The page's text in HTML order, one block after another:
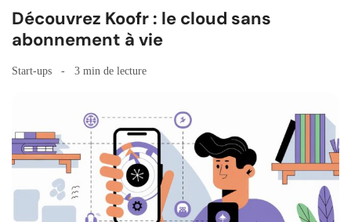
Découvrez Koofr : le cloud sans
abonnement à vie
Start-ups 3 min de lecture